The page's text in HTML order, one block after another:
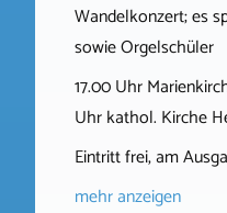
Wandelkonzert; es
sowie Orgelschüler
17.00 Uhr
Uhr kathol. Kirche
Eintritt frei, am
mehr anzeigen